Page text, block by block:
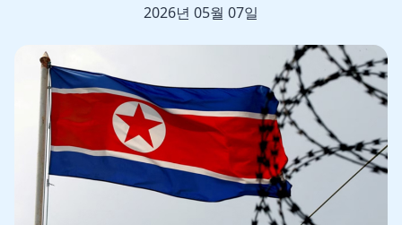
2026년 05월 07일